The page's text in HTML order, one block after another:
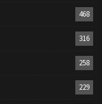
468
316
258
229